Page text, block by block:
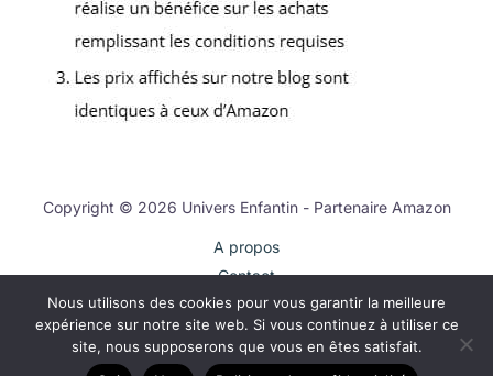
Copyright © 2026 Univers Enfantin - Partenaire Amazon
A propos
Contact
Plan du site
Mentions légales
Politique de confidentialité
Nous utilisons des cookies pour vous garantir la meilleure
expérience sur notre site web. Si vous continuez à utiliser ce
site, nous supposerons que vous en êtes satisfait.